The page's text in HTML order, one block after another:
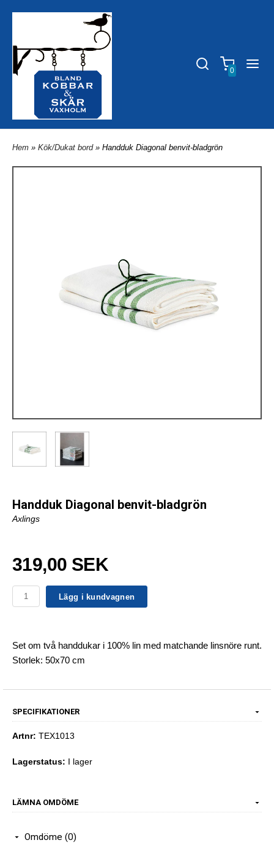
0
Hem » Kök/Dukat bord » Handduk Diagonal benvit-bladgrön
Handduk Diagonal benvit-bladgrön
Axlings
319,00 SEK
Lägg i kundvagnen
Set om två handdukar i 100% lin med matchande linsnöre runt.
Storlek: 50x70 cm
SPECIFIKATIONER
Artnr: TEX1013
Lagerstatus: I lager
LÄMNA OMDÖME
Omdöme (0)